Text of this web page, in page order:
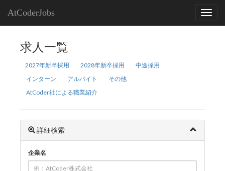
AtCoderJobs
求人一覧
2027年新卒採用 2028年新卒採用
中途採用
インターン
アルバイト
その他
AtCoder社による職業紹介
詳細検索
企業名